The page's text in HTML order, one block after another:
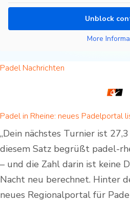
Unblock
More
Padel Nachrichten
„Dein nächstes Turnier ist
diesem Satz begrüßt padel-
– und die Zahl darin ist keine
Nacht neu berechnet. Hinter
neues Regionalportal für